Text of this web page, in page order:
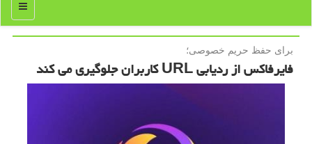
منو
برای حفظ حریم خصوصی؛
فایرفاکس از ردیابی URL کاربران جلوگیری می کند